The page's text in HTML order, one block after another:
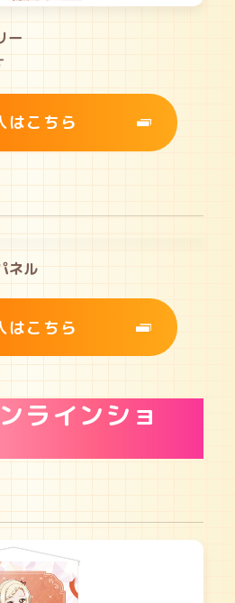
ー
はこちら
ネル
はこちら
ラインショ